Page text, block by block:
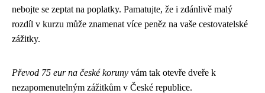
nebojte se zeptat na poplatky. Pamatujte, že i zdánlivě malý
rozdíl v kurzu může znamenat více peněz na vaše cestovatelské
zážitky.
Převod 75 eur na české koruny vám tak otevře dveře k
nezapomenutelným zážitkům v České republice.